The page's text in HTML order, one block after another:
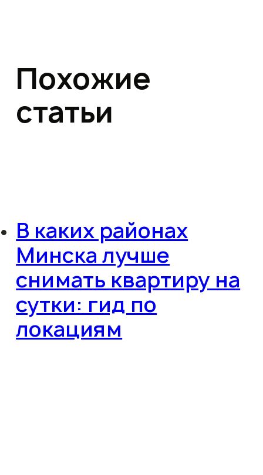
Похожие
статьи
В каких районах
Минска лучше
снимать квартиру на
сутки: гид по
локациям